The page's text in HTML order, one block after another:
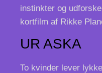
instinkter og
kortfilm af Rikke
UR ASKA
To kvinder lever